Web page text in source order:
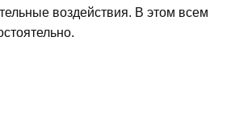
воздействия. В этом всем